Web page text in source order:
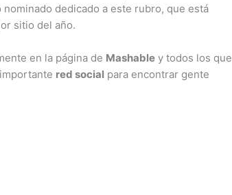
dedicado a este rubro, que está
sitio del año.
en la página de Mashable y todos los que
red social para encontrar gente